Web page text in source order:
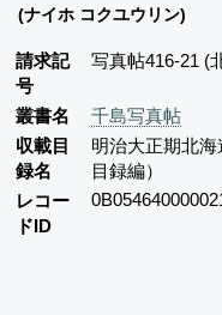
(ナイホ コクユウリン)
請求記
号
写真帖416-21 (
叢書名
千島写真帖
収載目
録名
明治大正期北海
目録編）
レコー
ドID